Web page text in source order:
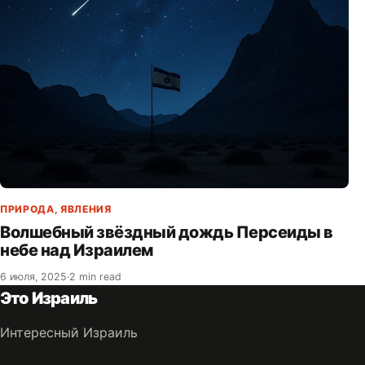
ПРИРОДА, ЯВЛЕНИЯ
Волшебный звёздный дождь Персеиды в
небе над Израилем
6 июля, 2025·2 min read
Это Израиль
Интересный Израиль